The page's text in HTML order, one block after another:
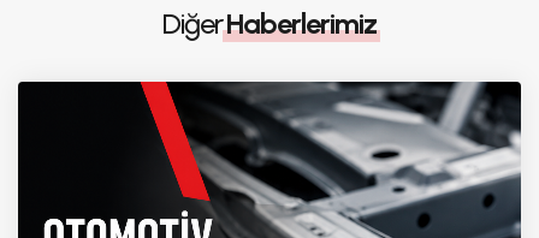
DiğerHaberlerimiz